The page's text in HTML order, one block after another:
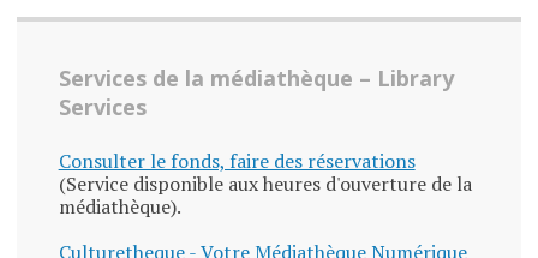
Services de la médiathèque – Library
Services
Consulter le fonds, faire des réservations
(Service disponible aux heures d'ouverture de la
médiathèque).
Culturetheque - Votre Médiathèque Numérique